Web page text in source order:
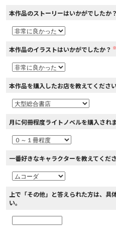
閉じ
本作品のストーリーはいかがでしたか？
本作品のイラストはいかがでしたか？ ※
本作品を購入したお店を教えてください
月に何冊程度ライトノベルを購入され
一番好きなキャラクターを教えてくださ
上で「その他」と答えられた方は、具
い。